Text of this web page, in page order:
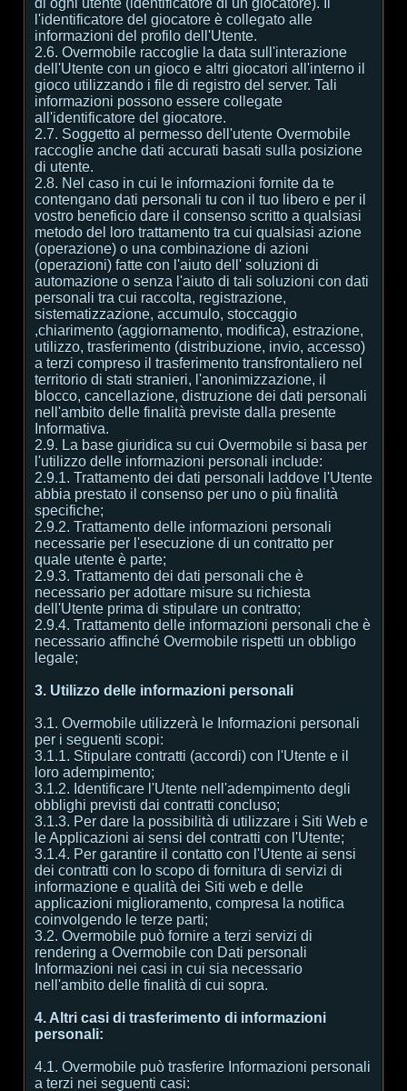
di ogni utente (identificatore di un giocatore). Il
l'identificatore del giocatore è collegato alle
informazioni del profilo dell'Utente.
2.6. Overmobile raccoglie la data sull'interazione
dell'Utente con un gioco e altri giocatori all'interno il
gioco utilizzando i file di registro del server. Tali
informazioni possono essere collegate
all'identificatore del giocatore.
2.7. Soggetto al permesso dell'utente Overmobile
raccoglie anche dati accurati basati sulla posizione
di utente.
2.8. Nel caso in cui le informazioni fornite da te
contengano dati personali tu con il tuo libero e per il
vostro beneficio dare il consenso scritto a qualsiasi
metodo del loro trattamento tra cui qualsiasi azione
(operazione) o una combinazione di azioni
(operazioni) fatte con l'aiuto dell' soluzioni di
automazione o senza l'aiuto di tali soluzioni con dati
personali tra cui raccolta, registrazione,
sistematizzazione, accumulo, stoccaggio
,chiarimento (aggiornamento, modifica), estrazione,
utilizzo, trasferimento (distribuzione, invio, accesso)
a terzi compreso il trasferimento transfrontaliero nel
territorio di stati stranieri, l'anonimizzazione, il
blocco, cancellazione, distruzione dei dati personali
nell'ambito delle finalità previste dalla presente
Informativa.
2.9. La base giuridica su cui Overmobile si basa per
l'utilizzo delle informazioni personali include:
2.9.1. Trattamento dei dati personali laddove l'Utente
abbia prestato il consenso per uno o più finalità
specifiche;
2.9.2. Trattamento delle informazioni personali
necessarie per l'esecuzione di un contratto per
quale utente è parte;
2.9.3. Trattamento dei dati personali che è
necessario per adottare misure su richiesta
dell'Utente prima di stipulare un contratto;
2.9.4. Trattamento delle informazioni personali che è
necessario affinché Overmobile rispetti un obbligo
legale;
3. Utilizzo delle informazioni personali
3.1. Overmobile utilizzerà le Informazioni personali
per i seguenti scopi:
3.1.1. Stipulare contratti (accordi) con l'Utente e il
loro adempimento;
3.1.2. Identificare l'Utente nell'adempimento degli
obblighi previsti dai contratti concluso;
3.1.3. Per dare la possibilità di utilizzare i Siti Web e
le Applicazioni ai sensi del contratti con l'Utente;
3.1.4. Per garantire il contatto con l'Utente ai sensi
dei contratti con lo scopo di fornitura di servizi di
informazione e qualità dei Siti web e delle
applicazioni miglioramento, compresa la notifica
coinvolgendo le terze parti;
3.2. Overmobile può fornire a terzi servizi di
rendering a Overmobile con Dati personali
Informazioni nei casi in cui sia necessario
nell'ambito delle finalità di cui sopra.
4. Altri casi di trasferimento di informazioni
personali:
4.1. Overmobile può trasferire Informazioni personali
a terzi nei seguenti casi: